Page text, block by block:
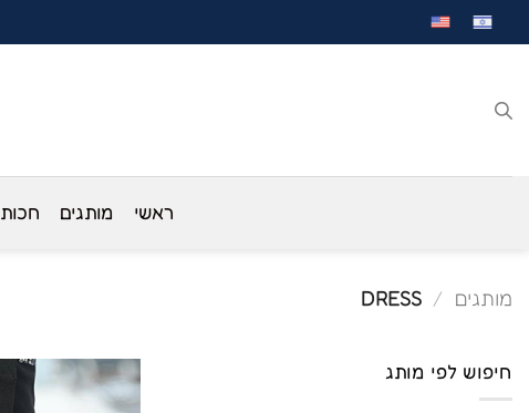
לתוכן
ראשי מותגים חכות
מותגים /
DRESS
חיפוש לפי מותג